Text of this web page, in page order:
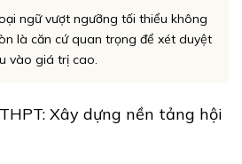
ngữ vượt ngưỡng tối thiểu không
là căn cứ quan trọng để xét duyệt
vào giá trị cao.
Xây dựng nền tảng hội